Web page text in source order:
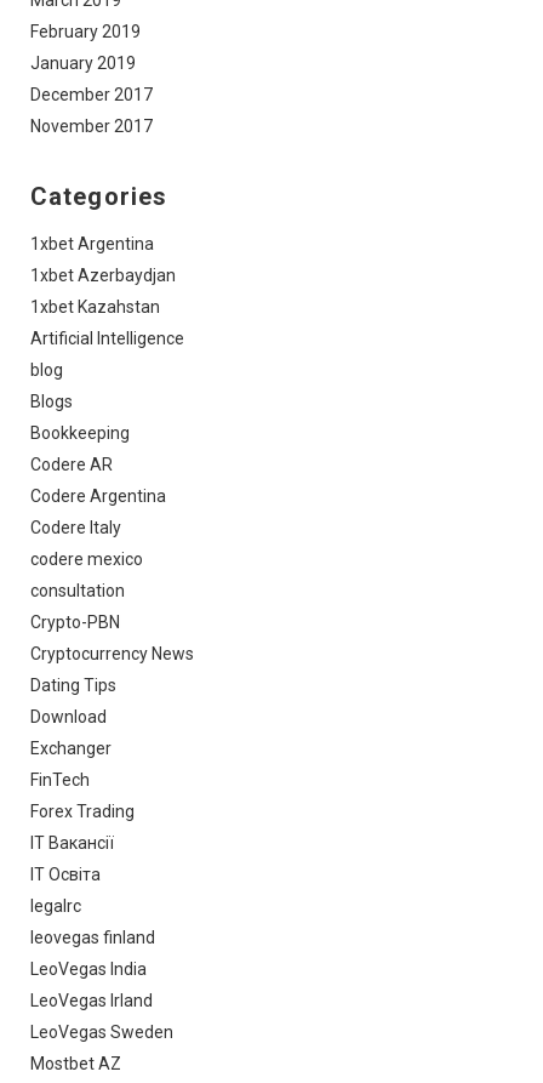
February 2019
January 2019
December 2017
November 2017
Categories
1xbet Argentina
1xbet Azerbaydjan
1xbet Kazahstan
Artificial Intelligence
blog
Blogs
Bookkeeping
Codere AR
Codere Argentina
Codere Italy
codere mexico
consultation
Crypto-PBN
Cryptocurrency News
Dating Tips
Download
Exchanger
FinTech
Forex Trading
IT Вакансії
IT Освіта
legalrc
leovegas finland
LeoVegas India
LeoVegas Irland
LeoVegas Sweden
Mostbet AZ